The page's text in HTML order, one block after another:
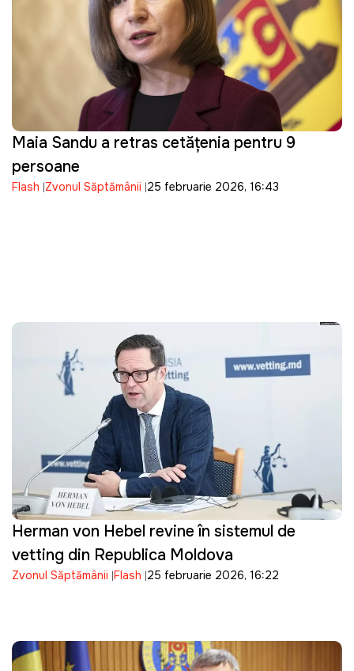
Maia Sandu a retras cetățenia pentru 9
persoane
Flash Zvonul Săptămânii 25 februarie 2026, 16:43
Herman von Hebel revine în sistemul de
vetting din Republica Moldova
Zvonul Săptămânii Flash 25 februarie 2026, 16:22